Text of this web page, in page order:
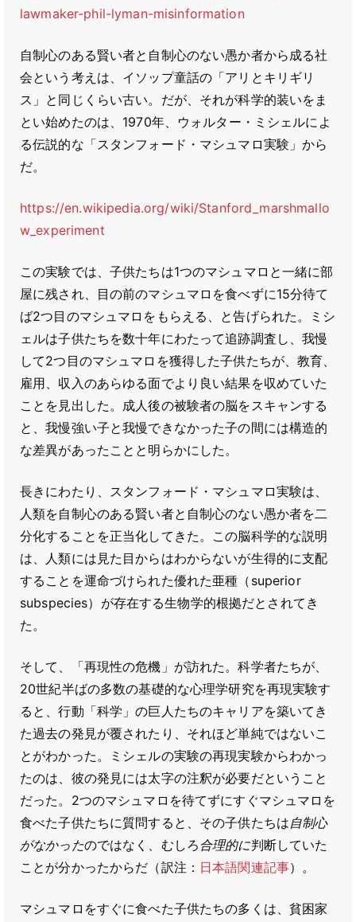
lawmaker-phil-lyman-misinformation
自制心のある賢い者と自制心のない愚か者から成る社
会という考えは、イソップ童話の「アリとキリギリ
ス」と同じくらい古い。だが、それが科学的装いをま
とい始めたのは、1970年、ウォルター・ミシェルによ
る伝説的な「スタンフォード・マシュマロ実験」から
だ。
https://en.wikipedia.org/wiki/Stanford_marshmallo
w_experiment
この実験では、子供たちは1つのマシュマロと一緒に部
屋に残され、目の前のマシュマロを食べずに15分待て
ば2つ目のマシュマロをもらえる、と告げられた。ミシ
ェルは子供たちを数十年にわたって追跡調査し、我慢
して2つ目のマシュマロを獲得した子供たちが、教育、
雇用、収入のあらゆる面でより良い結果を収めていた
ことを見出した。成人後の被験者の脳をスキャンする
と、我慢強い子と我慢できなかった子の間には構造的
な差異があったことと明らかにした。
長きにわたり、スタンフォード・マシュマロ実験は、
人類を自制心のある賢い者と自制心のない愚か者を二
分化することを正当化してきた。この脳科学的な説明
は、人類には見た目からはわからないが生得的に支配
することを運命づけられた優れた亜種（superior
subspecies）が存在する生物学的根拠だとされてき
た。
そして、「再現性の危機」が訪れた。科学者たちが、
20世紀半ばの多数の基礎的な心理学研究を再現実験す
ると、行動「科学」の巨人たちのキャリアを築いてき
た過去の発見が覆されたり、それほど単純ではないこ
とがわかった。ミシェルの実験の再現実験からわかっ
たのは、彼の発見には太字の注釈が必要だということ
だった。2つのマシュマロを待てずにすぐマシュマロを
食べた子供たちに質問すると、その子供たちは自制心
がなかったのではなく、むしろ 合理的に判断していた
ことが分かったからだ（訳注： 日本語関連記事）。
マシュマロをすぐに食べた子供たちの多くは、貧困家